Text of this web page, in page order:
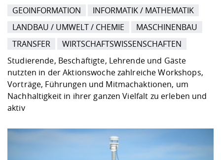
GEOINFORMATION
INFORMATIK / MATHEMATIK
LANDBAU / UMWELT / CHEMIE
MASCHINENBAU
TRANSFER
WIRTSCHAFTSWISSENSCHAFTEN
Studierende, Beschäftigte, Lehrende und Gäste
nutzten in der Aktionswoche zahlreiche Workshops,
Vorträge, Führungen und Mitmachaktionen, um
Nachhaltigkeit in ihrer ganzen Vielfalt zu erleben und
aktiv